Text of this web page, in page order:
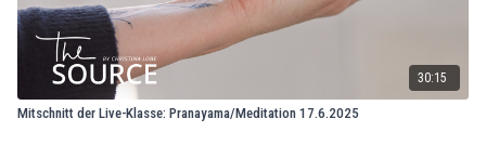
30:15
Mitschnitt der Live-Klasse: Pranayama/Meditation 17.6.2025